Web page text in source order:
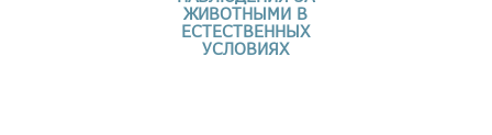
ЖИВОТНЫМИ В
ЕСТЕСТВЕННЫХ
УСЛОВИЯХ